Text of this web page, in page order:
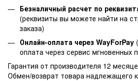
Безналичный расчет по
(реквизиты вы можете найти на
заказа)
Онлайн-оплата через WayForPay
оплата через сервис мгновенных
Гарантия от производителя 12
Обмен/возврат товара надлежащего